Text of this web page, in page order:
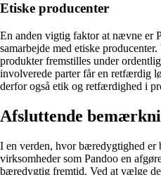
Etiske producenter
En anden vigtig faktor at nævne er
samarbejde med etiske
produkter fremstilles under
involverede parter får en retfærdig
derfor også etik og retfærdighed i
Afsluttende
I en verden, hvor bæredygtighed er
virksomheder som Pandoo en
bæredygtig fremtid. Ved at vælge